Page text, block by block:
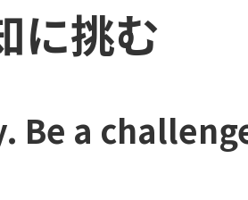
に挑む
Be a